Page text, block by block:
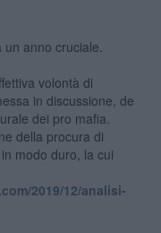
anno cruciale.
volontà di
in discussione, de
dei pro mafia.
della procura di
modo duro, la cui
2019/12/analisi-